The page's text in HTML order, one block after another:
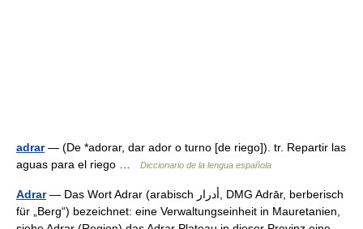
adrar— (De *adorar, dar ador o turno [de riego]). tr. Repartir las
aguas para el riego …
Diccionario de la lengua española
Adrar— Das Wort Adrar (arabisch ‏أدرار‎, DMG Adrār, berberisch
für „Berg“) bezeichnet: eine Verwaltungseinheit in Mauretanien,